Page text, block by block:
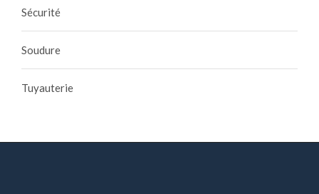
Sécurité
Soudure
Tuyauterie